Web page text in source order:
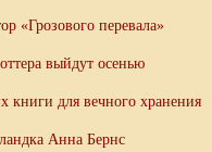
«Грозового перевала»
выйдут осенью
книги для вечного хранения
Анна Бернс